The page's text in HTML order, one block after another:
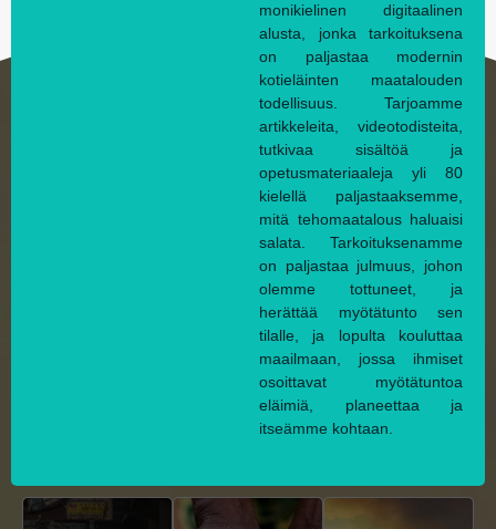
monikielinen digitaalinen
alusta, jonka tarkoituksena
on paljastaa modernin
kotieläinten maatalouden
todellisuus. Tarjoamme
artikkeleita, videotodisteita,
tutkivaa sisältöä ja
opetusmateriaaleja yli 80
kielellä paljastaaksemme,
mitä tehomaatalous haluaisi
salata. Tarkoituksenamme
on paljastaa julmuus, johon
olemme tottuneet, ja
herättää myötätunto sen
tilalle, ja lopulta kouluttaa
maailmaan, jossa ihmiset
osoittavat myötätuntoa
eläimiä, planeettaa ja
itseämme kohtaan.